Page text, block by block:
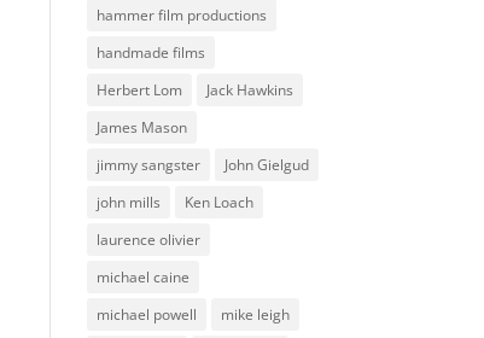
hammer film productions
handmade films
Herbert Lom
Jack Hawkins
James Mason
jimmy sangster
John Gielgud
john mills
Ken Loach
laurence olivier
michael caine
michael powell
mike leigh